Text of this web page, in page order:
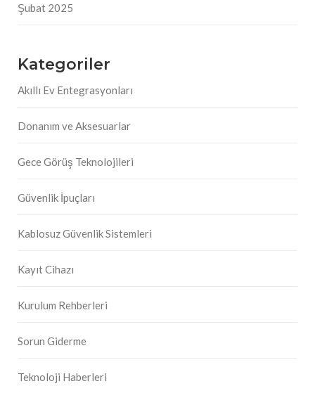
Şubat 2025
Kategoriler
Akıllı Ev Entegrasyonları
Donanım ve Aksesuarlar
Gece Görüş Teknolojileri
Güvenlik İpuçları
Kablosuz Güvenlik Sistemleri
Kayıt Cihazı
Kurulum Rehberleri
Sorun Giderme
Teknoloji Haberleri